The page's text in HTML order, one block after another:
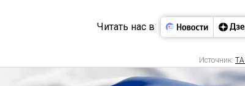
Читать нас в
Источник: